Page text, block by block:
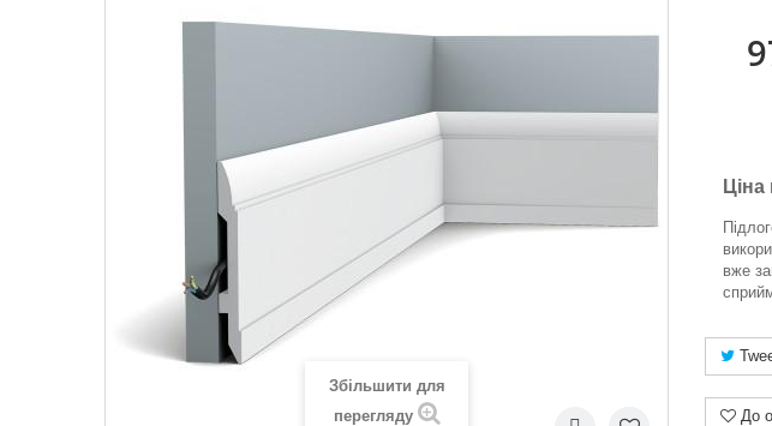
Збільшити для
перегляду
Ціна
вже
До